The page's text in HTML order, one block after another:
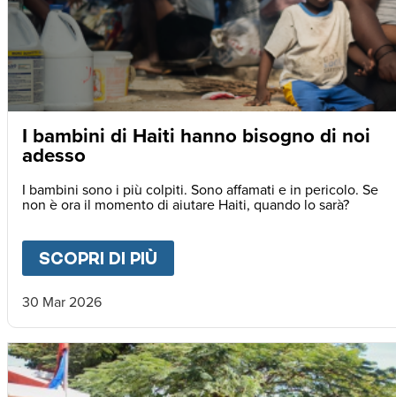
I bambini di Haiti hanno bisogno di noi
adesso
I bambini sono i più colpiti. Sono affamati e in pericolo. Se
non è ora il momento di aiutare Haiti, quando lo sarà?
SCOPRI DI PIÙ
30 Mar 2026